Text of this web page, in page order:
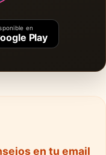
en
Play
en tu email